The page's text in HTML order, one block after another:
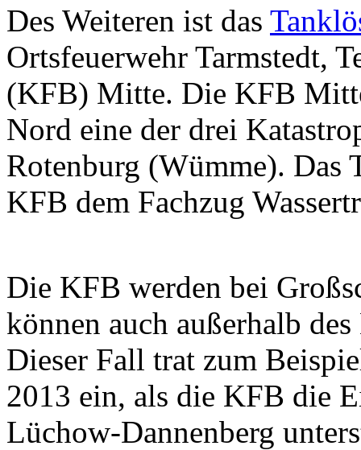
Des Weiteren ist das
Ortsfeuerwehr Tarmstedt,
(KFB) Mitte. Die KFB
Nord eine der drei
Rotenburg (Wümme). Das
KFB dem Fachzug
Die KFB werden bei
können auch außerhalb
Dieser Fall trat zum
2013 ein, als die KFB die
Lüchow-Dannenberg